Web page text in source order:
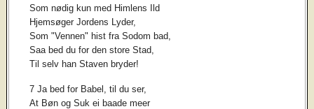
Som nødig kun med Himlens Ild
Hjemsøger Jordens Lyder,
Som "Vennen" hist fra Sodom bad,
Saa bed du for den store Stad,
Til selv han Staven bryder!
7 Ja bed for Babel, til du ser,
At Bøn og Suk ei baade meer